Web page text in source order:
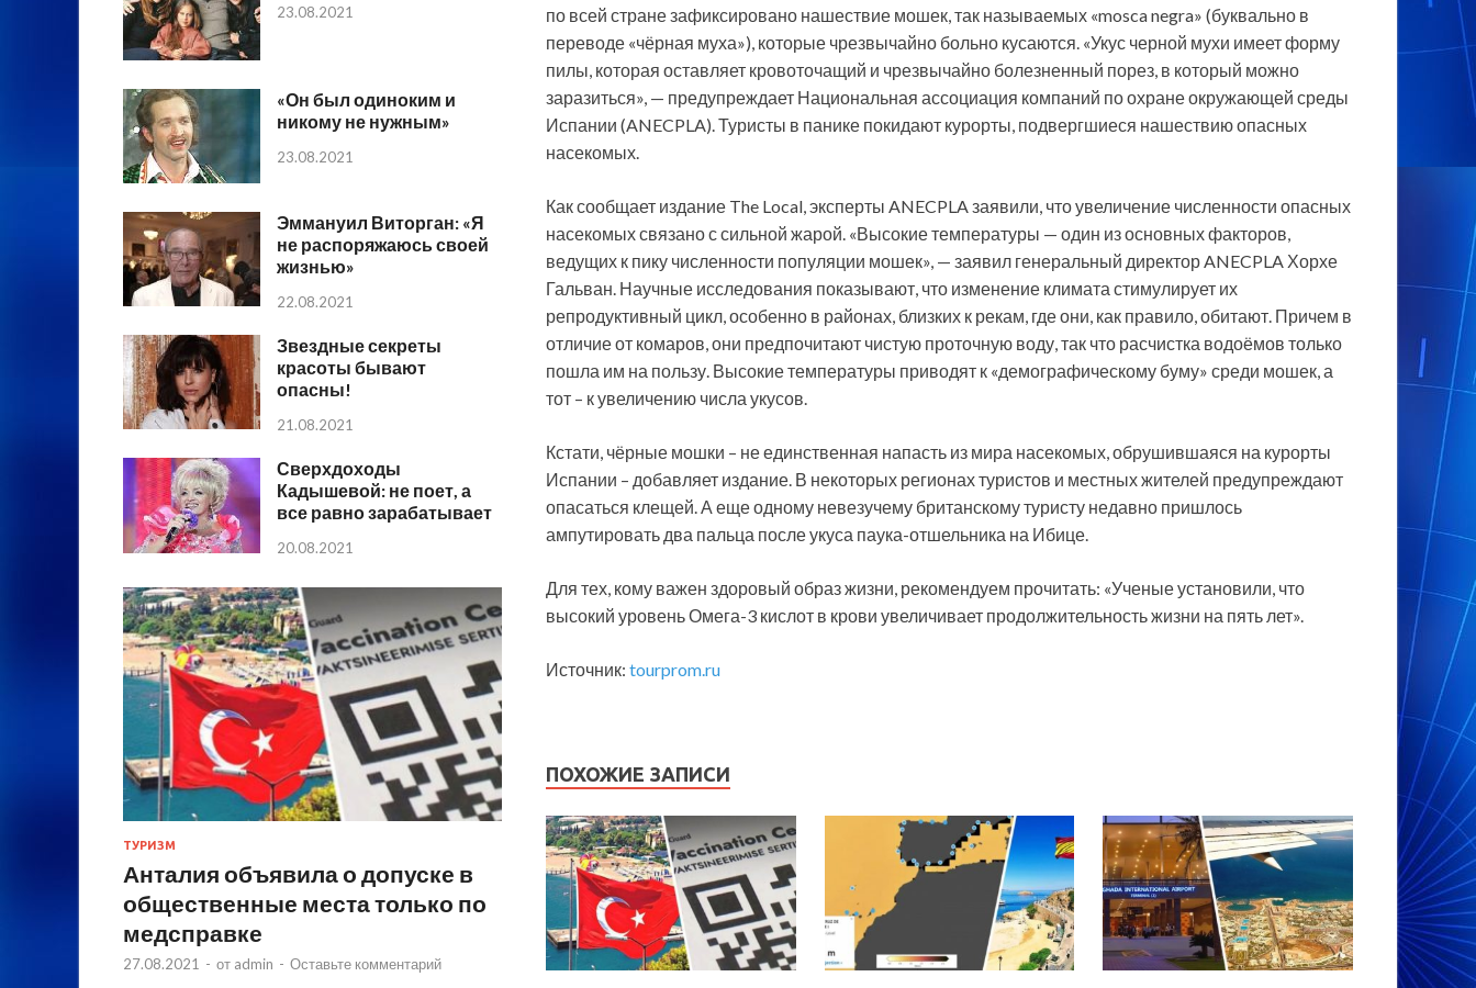
по всей стране зафиксировано нашествие мошек, так называемых «mosca negra» (буквально в
переводе «чёрная муха»), которые чрезвычайно больно кусаются. «Укус черной мухи имеет форму
пилы, которая оставляет кровоточащий и чрезвычайно болезненный порез, в который можно
заразиться», — предупреждает Национальная ассоциация компаний по охране окружающей среды
Испании (ANECPLA). Туристы в панике покидают курорты, подвергшиеся нашествию опасных
насекомых.
Как сообщает издание The Local, эксперты ANECPLA заявили, что увеличение численности опасных
насекомых связано с сильной жарой. «Высокие температуры — один из основных факторов,
ведущих к пику численности популяции мошек», — заявил генеральный директор ANECPLA Хорхе
Гальван. Научные исследования показывают, что изменение климата стимулирует их
репродуктивный цикл, особенно в районах, близких к рекам, где они, как правило, обитают. Причем в
отличие от комаров, они предпочитают чистую проточную воду, так что расчистка водоёмов только
пошла им на пользу. Высокие температуры приводят к «демографическому буму» среди мошек, а
тот – к увеличению числа укусов.
Кстати, чёрные мошки – не единственная напасть из мира насекомых, обрушившаяся на курорты
Испании – добавляет издание. В некоторых регионах туристов и местных жителей предупреждают
опасаться клещей. А еще одному невезучему британскому туристу недавно пришлось
ампутировать два пальца после укуса паука-отшельника на Ибице.
Для тех, кому важен здоровый образ жизни, рекомендуем прочитать: «Ученые установили, что
высокий уровень Омега-3 кислот в крови увеличивает продолжительность жизни на пять лет».
Источник: tourprom.ru
ПОХОЖИЕ ЗАПИСИ
23.08.2021
«Он был одиноким и
никому не нужным»
23.08.2021
Эммануил Виторган: «Я
не распоряжаюсь своей
жизнью»
22.08.2021
Звездные секреты
красоты бывают
опасны!
21.08.2021
Сверхдоходы
Кадышевой: не поет, а
все равно зарабатывает
20.08.2021
ТУРИЗМ
Анталия объявила о допуске в
общественные места только по
медсправке
27.08.2021 - от admin - Оставьте комментарий